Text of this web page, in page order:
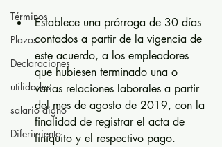
Términos
Plazos
Declaraciones
utilidades
salario digno
Diferimiento
Establece una prórroga de 30 días
contados a partir de la vigencia de
este acuerdo, a los empleadores
que hubiesen terminado una o
varias relaciones laborales a partir
del mes de agosto de 2019, con la
finalidad de registrar el acta de
finiquito y el respectivo pago.